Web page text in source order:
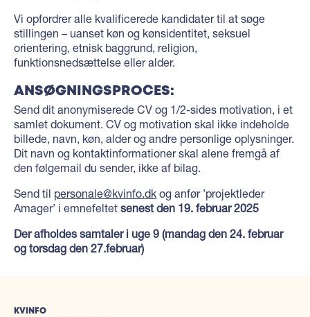
Vi opfordrer alle kvalificerede kandidater til at søge
stillingen – uanset køn og kønsidentitet, seksuel
orientering, etnisk baggrund, religion,
funktionsnedsættelse eller alder.
ANSØGNINGSPROCES:
Send dit anonymiserede CV og 1/2-sides motivation, i et
samlet dokument. CV og motivation skal ikke indeholde
billede, navn, køn, alder og andre personlige oplysninger.
Dit navn og kontaktinformationer skal alene fremgå af
den følgemail du sender, ikke af bilag.
Send til personale@kvinfo.dk og anfør ’projektleder
Amager’ i emnefeltet senest den 19. februar 2025
Der afholdes samtaler i uge 9 (mandag den 24. februar
og torsdag den 27.februar)
KVINFO